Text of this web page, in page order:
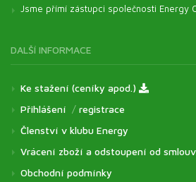
Jsme přímí zástupci společnosti Energy
DALŠÍ INFORMACE
Ke stažení (ceníky apod.)
Přihlášení / registrace
Členství v klubu Energy
Vrácení zboží a odstoupení od
Obchodní podmínky